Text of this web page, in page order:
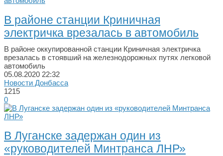
В районе станции Криничная
электричка врезалась в автомобиль
В районе оккупированной станции Криничная электричка
врезалась в стоявший на железнодорожных путях легковой
автомобиль
05.08.2020 22:32
Новости Донбасса
1215
0
В Луганске задержан один из
«руководителей Минтранса ЛНР»